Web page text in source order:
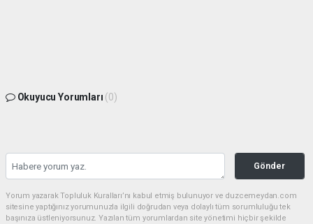
Okuyucu Yorumları (0)
Gönder
Yorum yazarak Topluluk Kuralları’nı kabul etmiş bulunuyor ve duzcemeydan.com
sitesine yaptığınız yorumunuzla ilgili doğrudan veya dolaylı tüm sorumluluğu tek
başınıza üstleniyorsunuz. Yazılan tüm yorumlardan site yönetimi hiçbir şekilde